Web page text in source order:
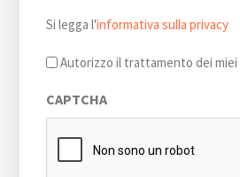
legga
l'informativa
privacy
Si legga l'informativa sulla privacy
Autorizzo il trattamento dei miei
CAPTCHA